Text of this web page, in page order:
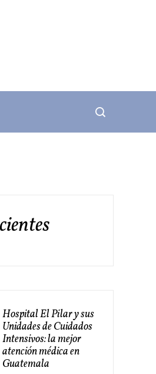
Hospital El Pilar y sus
Unidades de Cuidados
Intensivos: la mejor
atención médica en
Guatemala